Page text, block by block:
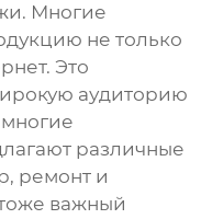
Многие
не только
Это
аудиторию
различные
ремонт и
важный